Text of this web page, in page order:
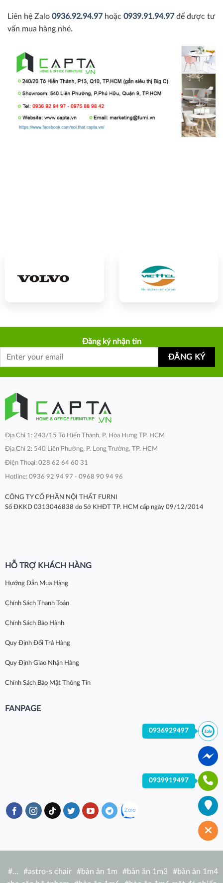
Liên hệ Zalo 0936.92.94.97hoặc 0939.91.94.97 để được tư
vấn mua hàng nhé.
Đăng ký nhận tin
Địa Chỉ 1: 243/15 Tô Hiến Thành, P. Hòa Hưng TP. HCM
Địa Chỉ 2: 540 Liên Phường, P. Long Trường, TP. HCM
Điện Thoại: 028 62 64 60 31
Hotline: 0936 92 94 97 - 0968 90 94 96
CÔNG TY CỔ PHẦN NỘI THẤT FURNI
Số ĐKKD 0313046838 do Sở KHĐT TP. HCM cấp ngày 09/12/2014
HỖ TRỢ KHÁCH HÀNG
Hướng Dẫn Mua Hàng
Chính Sách Thanh Toán
Chính Sách Bảo Hành
Quy Định Đổi Trả Hàng
Quy Định Giao Nhận Hàng
Chính Sách Bảo Mật Thông Tin
FANPAGE
#… #astro-s chair #bàn ăn 1m #bàn ăn 1m3 #bàn ăn 1m4
0936929497
0939919497